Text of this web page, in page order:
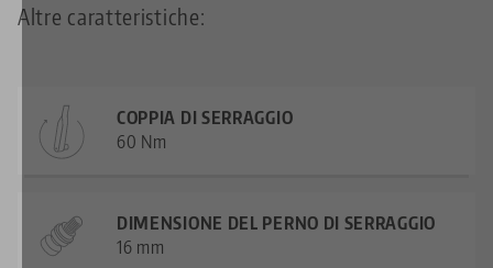
Altre caratteristiche:
COPPIA DI SERRAGGIO
60 Nm
DIMENSIONE DEL PERNO DI SERRAGGIO
16 mm